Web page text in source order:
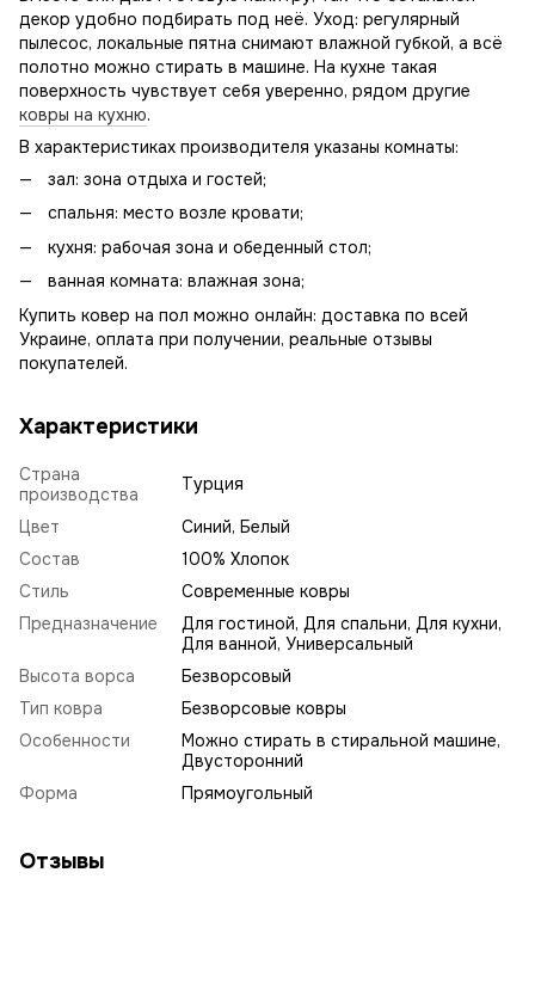
декор удобно подбирать под неё. Уход: регулярный
пылесос, локальные пятна снимают влажной губкой, а всё
полотно можно стирать в машине. На кухне такая
поверхность чувствует себя уверенно, рядом другие
ковры на кухню.
В характеристиках производителя указаны комнаты:
зал: зона отдыха и гостей;
спальня: место возле кровати;
кухня: рабочая зона и обеденный стол;
ванная комната: влажная зона;
Купить ковер на пол можно онлайн: доставка по всей
Украине, оплата при получении, реальные отзывы
покупателей.
Характеристики
Страна
производства
Турция
Цвет
Синий, Белый
Состав
100% Хлопок
Стиль
Современные ковры
Предназначение
Для гостиной, Для спальни, Для кухни,
Для ванной, Универсальный
Высота ворса
Безворсовый
Тип ковра
Безворсовые ковры
Особенности
Можно стирать в стиральной машине,
Двусторонний
Форма
Прямоугольный
Отзывы